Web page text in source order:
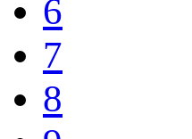
6
7
8